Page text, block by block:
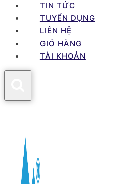
TIN TỨC
TUYỂN DỤNG
LIÊN HỆ
GIỎ HÀNG
TÀI KHOẢN